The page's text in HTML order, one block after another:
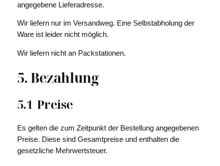
angegebene Lieferadresse.
Wir liefern nur im Versandweg. Eine Selbstabholung der
Ware ist leider nicht möglich.
Wir liefern nicht an Packstationen.
5. Bezahlung
5.1 Preise
Es gelten die zum Zeitpunkt der Bestellung angegebenen
Preise. Diese sind Gesamtpreise und enthalten die
gesetzliche Mehrwertsteuer.